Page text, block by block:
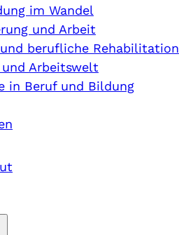
im Wandel
und Arbeit
berufliche Rehabilitation
Arbeitswelt
in Beruf und Bildung